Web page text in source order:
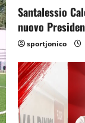
Santalessio
nuovo
sportjonico